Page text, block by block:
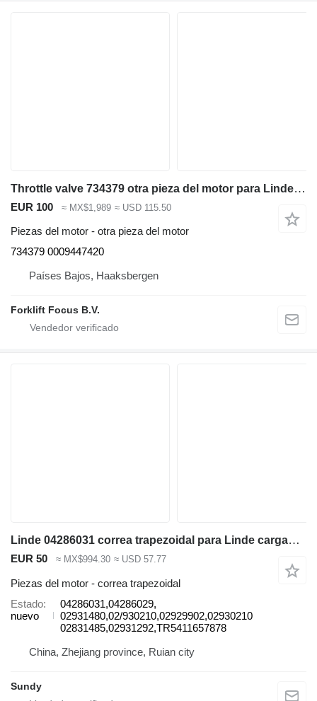
Throttle valve 734379 otra pieza del motor para Linde L14-20 Series 1173 apilador
EUR 100 ≈ MX$1,989 ≈ USD 115.50
Piezas del motor - otra pieza del motor
734379 0009447420
Países Bajos, Haaksbergen
Forklift Focus B.V.
Linde 04286031 correa trapezoidal para Linde cargadora telescópica
EUR 50 ≈ MX$994.30 ≈ USD 57.77
Piezas del motor - correa trapezoidal
Estado
nuevo
04286031,04286029,
02931480,02/930210,02929902,02930210
02831485,02931292,TR5411657878
China, Zhejiang province, Ruian city
Sundy